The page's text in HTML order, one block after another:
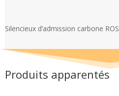
ROS
Silencieux d’admission carbone ROS
Produits apparentés